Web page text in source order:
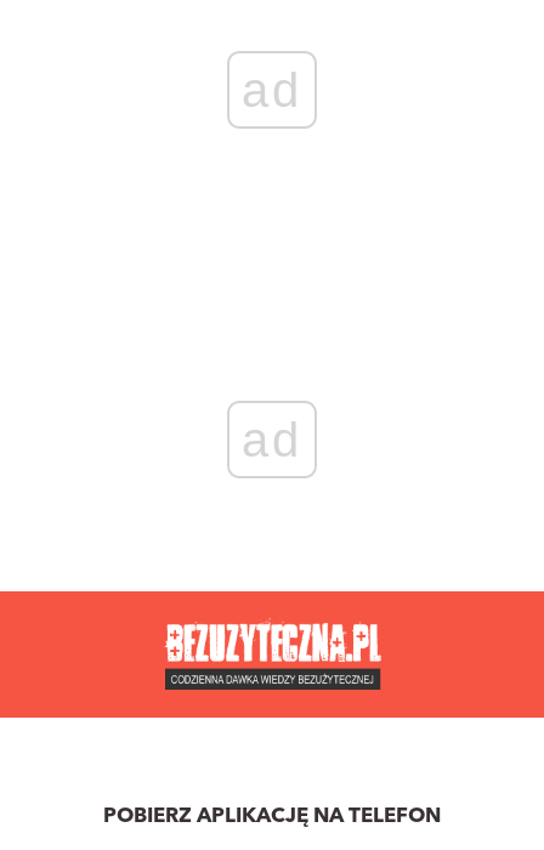
ad
ad
POBIERZ APLIKACJĘ NA TELEFON